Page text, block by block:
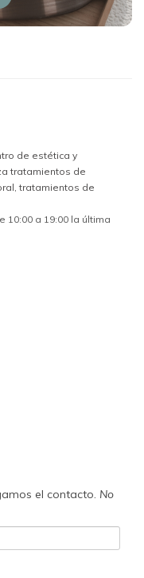
de estética y
tratamientos de
tratamientos de
10:00 a 19:00 la última
el contacto. No